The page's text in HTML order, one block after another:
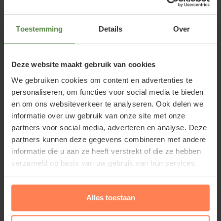
Toestemming Details Over
Deze website maakt gebruik van cookies
We gebruiken cookies om content en advertenties te
personaliseren, om functies voor social media te bieden
en om ons websiteverkeer te analyseren. Ook delen we
informatie over uw gebruik van onze site met onze
partners voor social media, adverteren en analyse. Deze
partners kunnen deze gegevens combineren met andere
informatie die u aan ze heeft verstrekt of die ze hebben
verzameld op basis van uw gebruik van hun services.
Alles toestaan
Standplaats Carex Irish Green
halfschaduw en schaduw staan. Aanplanten in
groepen of vlakken is aan te raden. Ook is de Carex
goed te combineren met andere vaste planten of
tuin planten. Gebruik altijd aanplantgrond bij het
planten van de Japanse zegge.
Carex Irish Green snoeien en
Lees meer